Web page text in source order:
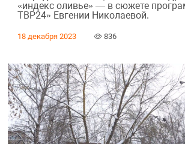
«индекс оливье» — в сюжете
ТВР24» Евгении Николаевой.
18 декабря 2023 836